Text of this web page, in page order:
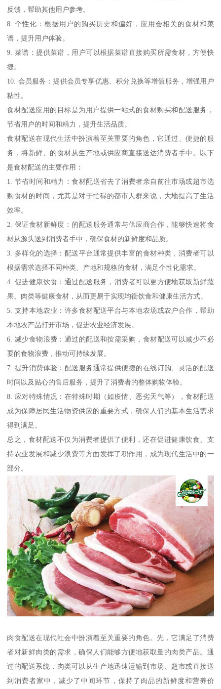
反馈，帮助其他用户参考。
8. 个性化：根据用户的购买历史和偏好，应用会相关的食材和菜
谱，提升用户体验。
9. 菜谱：提供菜谱，用户可以根据菜谱直接购买所需食材，方便快
捷。
10. 会员服务：提供会员专享优惠、积分兑换等增值服务，增强用户
粘性。
食材配送应用的目标是为用户提供一站式的食材购买和配送服务，
节省用户的时间和精力，提升生活品质。
食材配送在现代生活中扮演着至关重要的角色，它通过、便捷的服
务，将新鲜、的食材从生产地或供应商直接送达消费者手中。以下
是食材配送的主要作用：
1. 节省时间和精力：食材配送省去了消费者亲自前往市场或超市选
购食材的时间，尤其是对于忙碌的都市人群来说，大地提高了生活
效率。
2. 保证食材新鲜度：的配送服务通常与供应商合作，能够快速将食
材从源头送到消费者手中，确保食材的新鲜度和品质。
3. 多样化的选择：配送平台通常提供丰富的食材种类，消费者可以
根据需求选择不同种类、产地和规格的食材，满足个性化需求。
4. 促进健康饮食：通过配送服务，消费者可以更方便地获取新鲜蔬
果、肉类等健康食材，从而更易于实现均衡饮食和健康生活方式。
5. 支持本地农业：许多食材配送平台与本地农场或农户合作，帮助
本地农产品打开市场，促进农业经济发展。
6. 减少食物浪费：通过的配送和按需采购，食材配送可以减少不必
要的食物浪费，推动可持续发展。
7. 提升消费体验：配送服务通常提供便捷的在线订购、灵活的配送
时间以及贴心的售后服务，提升了消费者的整体购物体验。
8. 应对特殊情况：在特殊时期（如疫情、恶劣天气等），食材配送
成为保障居民生活物资供应的重要方式，确保人们的基本生活需求
得到满足。
总之，食材配送不仅为消费者提供了便利，还在促进健康饮食、支
持农业发展和减少浪费等方面发挥了积作用，成为现代生活中的一
部分。
肉食配送在现代社会中扮演着至关重要的角色。先，它满足了消费
者对新鲜肉类的需求，确保人们能够方便地获取量的肉类产品。通
过的配送系统，肉类可以从生产地迅速运输到市场、超市或直接送
到消费者家中，减少了中间环节，保持了肉品的新鲜度和营养价